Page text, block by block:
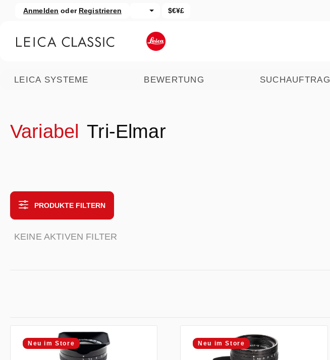
Hauptinhalt springen
Zur Suche springen
Anmelden oder Registrieren $€¥£
LEICA SYSTEME BEWERTUNG SUCHAUFTRAG
Variabel Tri-Elmar
PRODUKTE FILTERN
KEINE AKTIVEN FILTER
Neu im Store Neu im Store